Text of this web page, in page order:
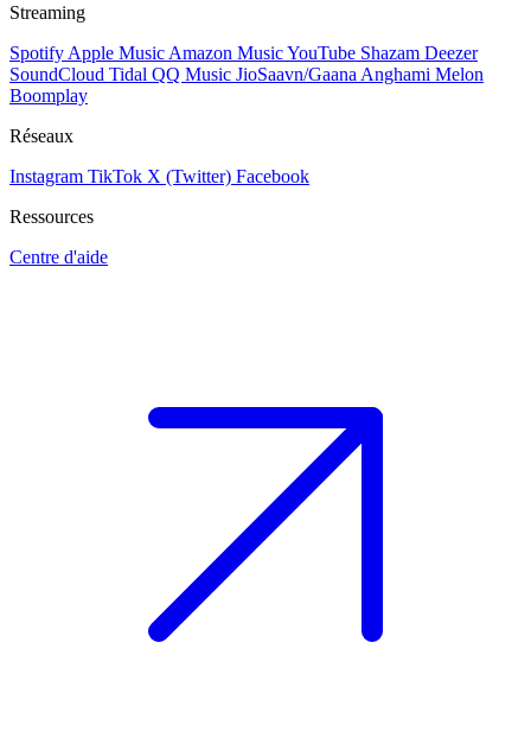
Streaming
Spotify Apple Music Amazon MusicYouTube Shazam Deezer
SoundCloud Tidal QQ Music JioSaavn/Gaana Anghami Melon
Boomplay
Réseaux
Instagram TikTok X (Twitter) Facebook
Ressources
Centre d'aide